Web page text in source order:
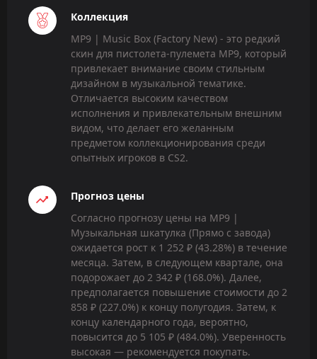
Коллекция
MP9 | Music Box (Factory New) - это редкий
скин для пистолета-пулемета MP9, который
привлекает внимание своим стильным
дизайном в музыкальной тематике.
Отличается высоким качеством
исполнения и привлекательным внешним
видом, что делает его желанным
предметом коллекционирования среди
опытных игроков в CS2.
Прогноз цены
Согласно прогнозу цены на MP9 |
Музыкальная шкатулка (Прямо с завода)
ожидается рост к 1 252 ₽ (43.28%) в течение
месяца. Затем, в следующем квартале, она
подорожает до 2 342 ₽ (168.0%). Далее,
предполагается повышение стоимости до 2
858 ₽ (227.0%) к концу полугодия. Затем, к
концу календарного года, вероятно,
повысится до 5 105 ₽ (484.0%). Уверенность
высокая — рекомендуется покупать.